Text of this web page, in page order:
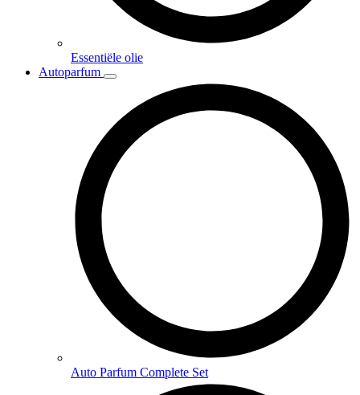
Essentiële olie
Autoparfum
Auto Parfum Complete Set